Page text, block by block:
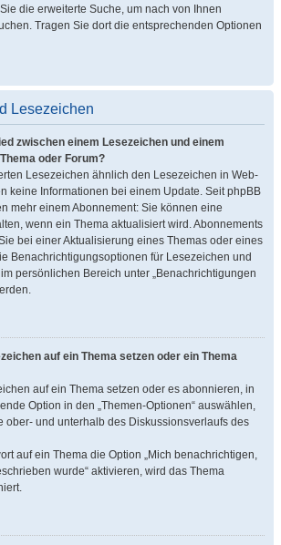
die erweiterte Suche, um nach von Ihnen
Tragen Sie dort die entsprechenden Optionen
Lesezeichen
zwischen einem Lesezeichen und einem
oder Forum?
Lesezeichen ähnlich den Lesezeichen in Web-
keine Informationen bei einem Update. Seit phpBB
mehr einem Abonnement: Sie können eine
wenn ein Thema aktualisiert wird. Abonnements
bei einer Aktualisierung eines Themas oder eines
Benachrichtigungsoptionen für Lesezeichen und
persönlichen Bereich unter „Benachrichtigungen
auf ein Thema setzen oder ein Thema
auf ein Thema setzen oder es abonnieren, in
Option in den „Themen-Optionen“ auswählen,
ober- und unterhalb des Diskussionsverlaufs des
auf ein Thema die Option „Mich benachrichtigen,
wurde“ aktivieren, wird das Thema